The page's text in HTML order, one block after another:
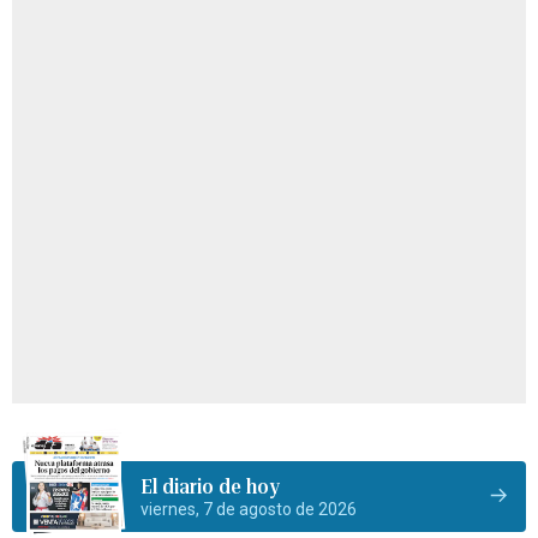
El diario de hoy
viernes, 7 de agosto de 2026